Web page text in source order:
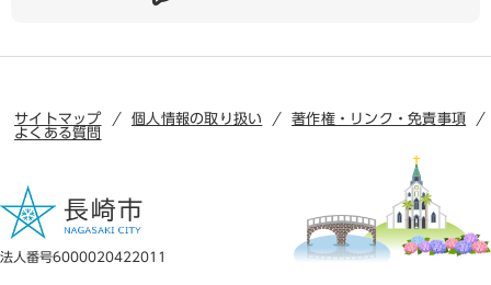
サイトマップ 個人情報の取り扱い
著作権・リンク・免責事項
よくある質問
法人番号6000020422011